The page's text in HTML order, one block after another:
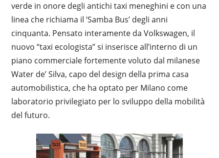
verde in onore degli antichi taxi meneghini e con una
linea che richiama il ‘Samba Bus’ degli anni
cinquanta. Pensato interamente da Volkswagen, il
nuovo “taxi ecologista” si inserisce all’interno di un
piano commerciale fortemente voluto dal milanese
Water de’ Silva, capo del design della prima casa
automobilistica, che ha optato per Milano come
laboratorio privilegiato per lo sviluppo della mobilità
del futuro.